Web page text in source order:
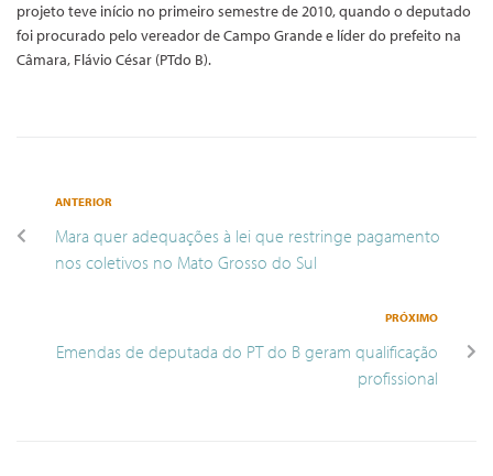
projeto teve início no primeiro semestre de 2010, quando o deputado
foi procurado pelo vereador de Campo Grande e líder do prefeito na
Câmara, Flávio César (PTdo B).
ANTERIOR
Mara quer adequações à lei que restringe pagamento
nos coletivos no Mato Grosso do Sul
PRÓXIMO
Emendas de deputada do PT do B geram qualificação
profissional